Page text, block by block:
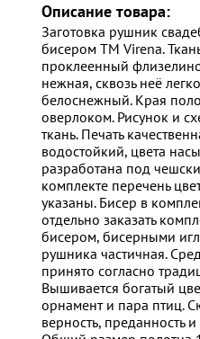
Описание товара:
Заготовка рушник
бисером ТМ Virena.
проклеенный
нежная, сквозь неё
белоснежный. Края
оверлоком. Рисунок и
ткань. Печать
водостойкий, цвета
разработана под
комплекте перечень
указаны. Бисер в
отдельно заказать
бисером, бисерными
рушника частичная.
принято согласно
Вышивается богатый
орнамент и пара птиц.
верность, преданность